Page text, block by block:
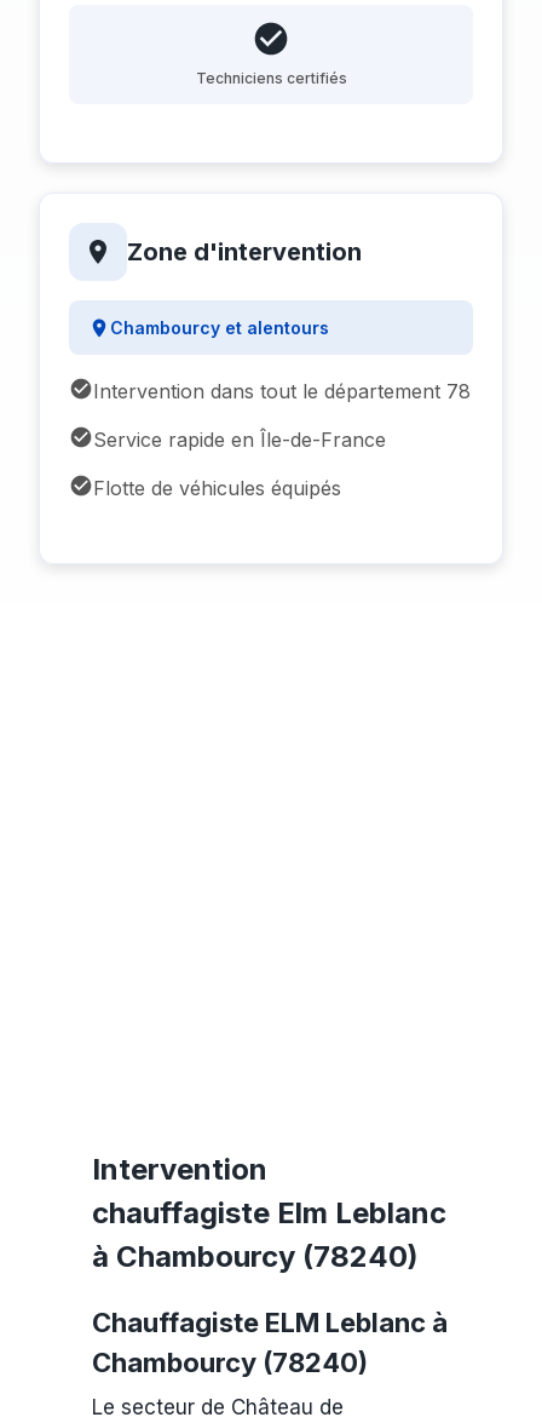
Techniciens certifiés
Zone d'intervention
Chambourcy et alentours
Intervention dans tout le département 78
Service rapide en Île-de-France
Flotte de véhicules équipés
Intervention
chauffagiste Elm Leblanc
à Chambourcy (78240)
Chauffagiste ELM Leblanc à
Chambourcy (78240)
Le secteur de Château de